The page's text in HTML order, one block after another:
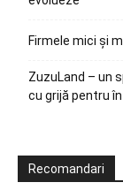
Firmele mici și
ZuzuLand – un
cu grijă pentru
Recomandari